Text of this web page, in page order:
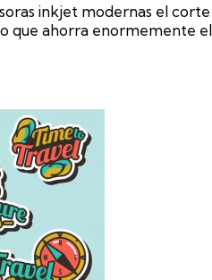
inkjet modernas el
que ahorra enormemente